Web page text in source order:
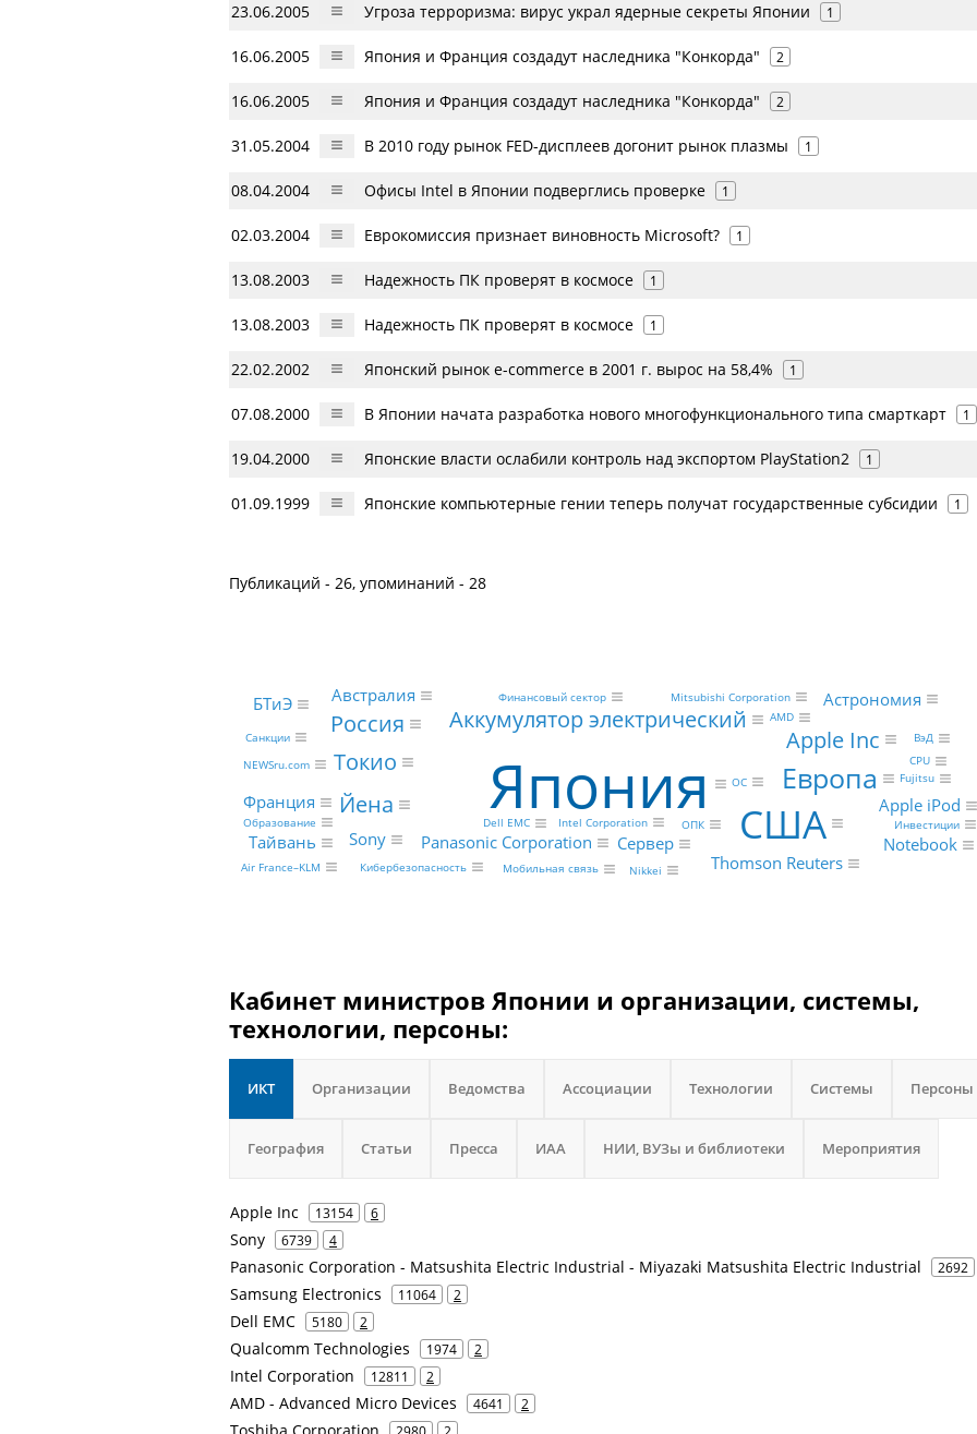
23.06.2005 Угроза терроризма: вирус украл ядерные секреты Японии 1
16.06.2005 Япония и Франция создадут наследника "Конкорда" 2
16.06.2005 Япония и Франция создадут наследника "Конкорда" 2
31.05.2004 В 2010 году рынок FED-дисплеев догонит рынок плазмы 1
08.04.2004 Офисы Intel в Японии подверглись проверке 1
02.03.2004 Еврокомиссия признает виновность Microsoft? 1
13.08.2003 Надежность ПК проверят в космосе 1
13.08.2003 Надежность ПК проверят в космосе 1
22.02.2002 Японский рынок e-commerce в 2001 г. вырос на 58,4% 1
07.08.2000 В Японии начата разработка нового многофункционального типа смарткарт 1
19.04.2000 Японские власти ослабили контроль над экспортом PlayStation2 1
01.09.1999 Японские компьютерные гении теперь получат государственные субсидии 1
Публикаций - 26, упоминаний - 28
Япония США
Европа
Apple Inc
Аккумулятор электрический
Россия
Токио
Йена
Sony Panasonic Corporation Notebook
Астрономия
Австралия
Сервер
Apple iPod
Франция
Тайвань
БТиЭ
Thomson Reuters
Dell EMC Intel Corporation
AMD
Fujitsu
Mitsubishi Corporation
Air France–KLM Кибербезопасность
CPU
ОС
Мобильная связь
ВэД
ОПК
Финансовый сектор
Образование Инвестиции
Санкции
NEWSru.com
Nikkei
Кабинет министров Японии и организации, системы,
технологии, персоны:
ИКТ Организации Ведомства Ассоциации Технологии Системы Персоны
География Статьи Пресса ИАА НИИ, ВУЗы и библиотеки Мероприятия
Apple Inc 13154 6
Sony 6739 4
Panasonic Corporation - Matsushita Electric Industrial - Miyazaki Matsushita Electric Industrial 2692
Samsung Electronics 11064 2
Dell EMC 5180 2
Qualcomm Technologies 1974 2
Intel Corporation 12811 2
AMD - Advanced Micro Devices 4641 2